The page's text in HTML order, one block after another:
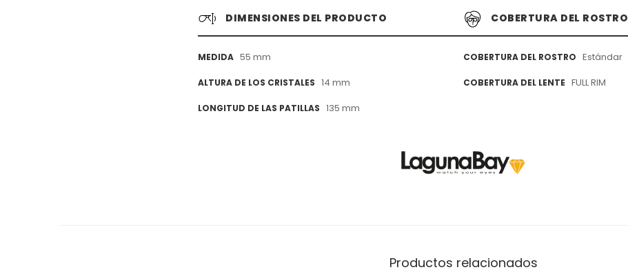
DIMENSIONES DEL PRODUCTO
MEDIDA 55 mm
ALTURA DE LOS CRISTALES 14 mm
LONGITUD DE LAS PATILLAS 135 mm
COBERTURA DEL ROSTRO
COBERTURA DEL ROSTRO Estándar
COBERTURA DEL LENTE FULL RIM
Productos relacionados